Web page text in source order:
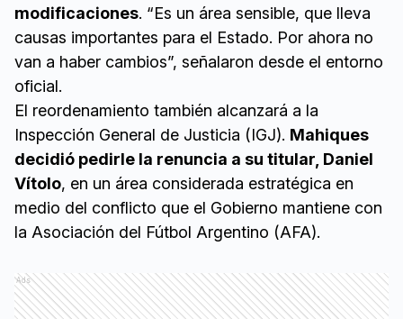
modificaciones. “Es un área sensible, que lleva
causas importantes para el Estado. Por ahora no
van a haber cambios”, señalaron desde el entorno
oficial.
El reordenamiento también alcanzará a la
Inspección General de Justicia (IGJ). Mahiques
decidió pedirle la renuncia a su titular, Daniel
Vítolo, en un área considerada estratégica en
medio del conflicto que el Gobierno mantiene con
la Asociación del Fútbol Argentino (AFA).
Ads